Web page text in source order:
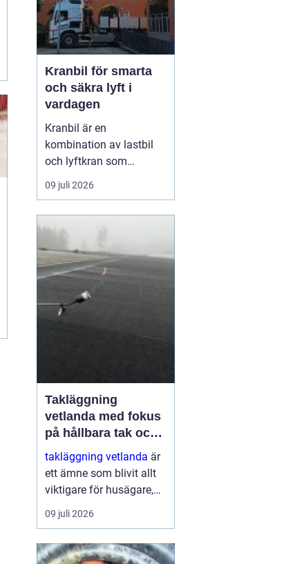
Kranbil för smarta
och säkra lyft i
vardagen
Kranbil är en
kombination av lastbil
och lyftkran som
används när tungt eller
skrymmande material
säkert och
Genom att hyra en
kranbil kan
privatpersoner, företag
och entrepren&...
09 juli 2026
Takläggning
vetlanda med fokus
på hållbara tak och
trygga hus
takläggning vetlanda är
ett ämne som blivit allt
viktigare för husägare,
bostadsrättsföreningar
och fastighetsägare i
skyddar inte bara mot
09 juli 2026